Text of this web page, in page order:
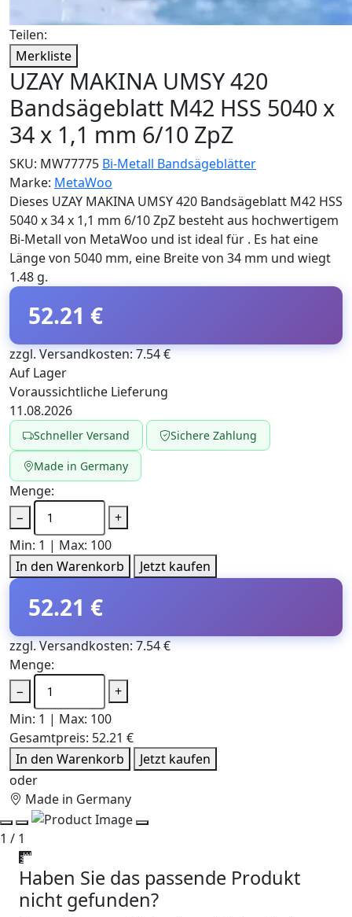
Teilen:
Merkliste
UZAY MAKINA UMSY 420
Bandsägeblatt M42 HSS 5040 x
34 x 1,1 mm 6/10 ZpZ
SKU: MW77775 Bi-Metall Bandsägeblätter
Marke: MetaWoo
Dieses UZAY MAKINA UMSY 420 Bandsägeblatt M42 HSS
5040 x 34 x 1,1 mm 6/10 ZpZ besteht aus hochwertigem
Bi-Metall von MetaWoo und ist ideal für . Es hat eine
Länge von 5040 mm, eine Breite von 34 mm und wiegt
1.48 g.
52.21 €
zzgl. Versandkosten: 7.54 €
Auf Lager
Voraussichtliche Lieferung
11.08.2026
Schneller Versand Sichere Zahlung
Made in Germany
Menge:
−
+
Min: 1 | Max: 100
In den Warenkorb
Jetzt kaufen
52.21 €
zzgl. Versandkosten: 7.54 €
Menge:
−
+
Min: 1 | Max: 100
Gesamtpreis: 52.21 €
In den Warenkorb
Jetzt kaufen
oder
Made in Germany
1 / 1
Haben Sie das passende Produkt
nicht gefunden?